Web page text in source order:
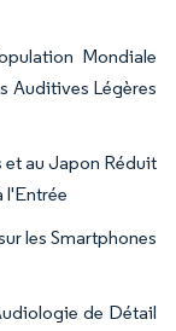
Mondiale
Auditives Légères
et au Japon Réduit
l'Entrée
les Smartphones
de Détail